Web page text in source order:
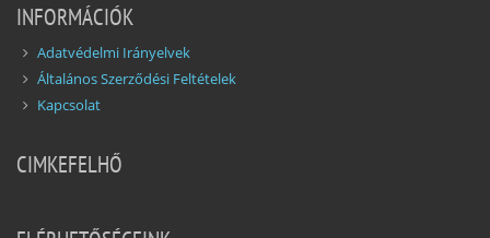
INFORMÁCIÓK
Adatvédelmi Irányelvek
Általános Szerződési Feltételek
Kapcsolat
CIMKEFELHŐ